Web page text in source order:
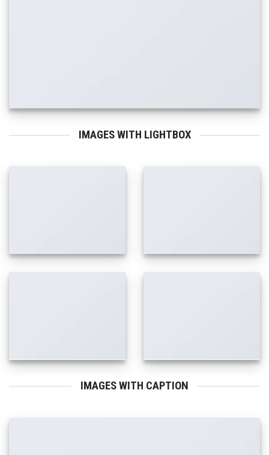
IMAGES WITH LIGHTBOX
IMAGES WITH CAPTION